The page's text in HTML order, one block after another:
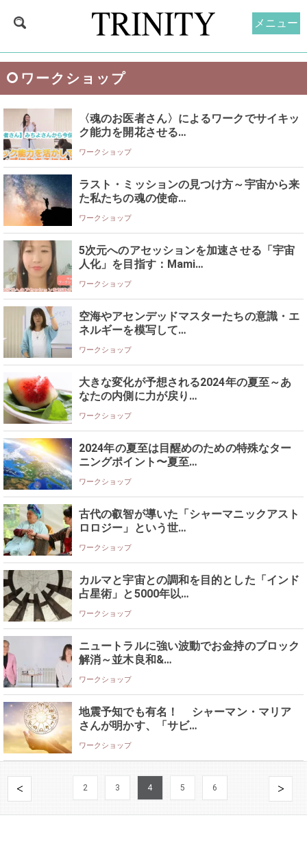
ワークショップ
〈魂のお医者さん〉によるワークでサイキッ
ク能力を開花させる…
ワークショップ
ラスト・ミッションの見つけ方～宇宙から来
た私たちの魂の使命…
ワークショップ
5次元へのアセッションを加速させる「宇宙
人化」を目指す：Mami…
ワークショップ
空海やアセンデッドマスターたちの意識・エ
ネルギーを模写して…
ワークショップ
大きな変化が予想される2024年の夏至～あ
なたの内側に力が戻り…
ワークショップ
2024年の夏至は目醒めのための特殊なター
ニングポイント〜夏至…
ワークショップ
古代の叡智が導いた「シャーマニックアスト
ロロジー」という世…
ワークショップ
カルマと宇宙との調和を目的とした「インド
占星術」と5000年以…
ワークショップ
ニュートラルに強い波動でお金持のブロック
解消～並木良和&…
ワークショップ
地震予知でも有名！ シャーマン・マリア
さんが明かす、「サビ…
ワークショップ
2 3 4 5 6
メニュー